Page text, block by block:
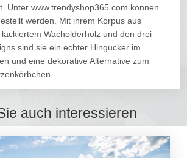
Unter www.trendyshop365.com können
werden. Mit ihrem Korpus aus
Wacholderholz und den drei
sind sie ein echter Hingucker im
und eine dekorative Alternative zum
auch interessieren